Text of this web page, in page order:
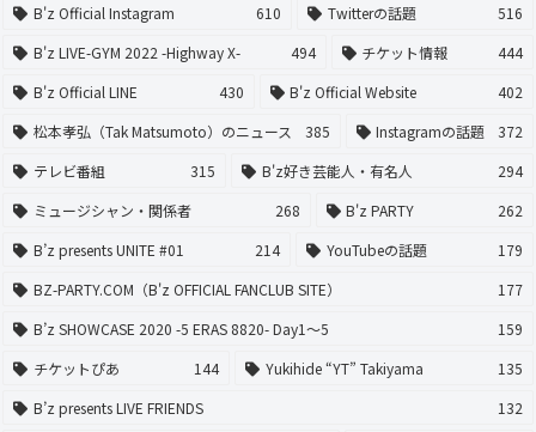
B'z Official Instagram
610 Twitterの話題
516
B'z LIVE-GYM 2022 -Highway X-
494 チケット情報
444
B'z Official LINE
430 B'z Official Website
402
松本孝弘（Tak Matsumoto）のニュース
385 Instagramの話題
372
テレビ番組
315 B'z好き芸能人・有名人
294
ミュージシャン・関係者
268 B'z PARTY
262
B’z presents UNITE #01
214 YouTubeの話題
179
BZ-PARTY.COM（B'z OFFICIAL FANCLUB SITE）
177
B’z SHOWCASE 2020 -5 ERAS 8820- Day1〜5
159
チケットぴあ
144 Yukihide “YT” Takiyama
135
B’z presents LIVE FRIENDS
132